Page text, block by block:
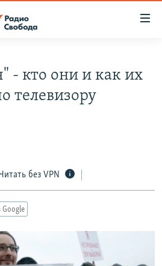
- кто они и как их
телевизору
без VPN
Google